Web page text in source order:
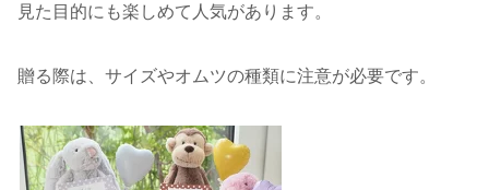
見た目的にも楽しめて人気があります。
贈る際は、サイズやオムツの種類に注意が必要です。